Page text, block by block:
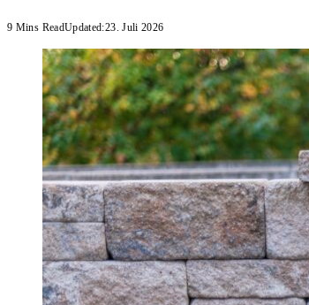
9 Mins ReadUpdated:23. Juli 2026